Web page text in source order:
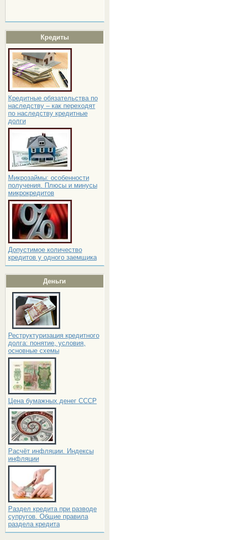
Кредиты
Кредитные обязательства по
наследству – как переходят
по наследству кредитные
долги
Микрозаймы: особенности
получения. Плюсы и минусы
микрокредитов
Допустимое количество
кредитов у одного заемщика
Деньги
Реструктуризация кредитного
долга: понятие, условия,
основные схемы
Цена бумажных денег СССР
Расчёт инфляции. Индексы
инфляции
Раздел кредита при разводе
супругов. Общие правила
раздела кредита